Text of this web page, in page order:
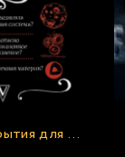
Научные открытия для тех, кто любит краткость - Алла Казанцева